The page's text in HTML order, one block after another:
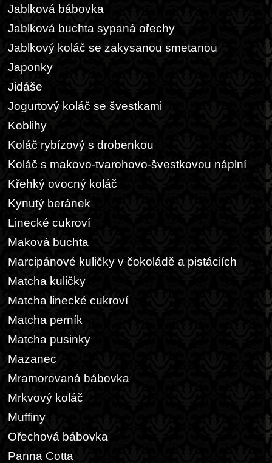
Jablková bábovka
Jablková buchta sypaná ořechy
Jablkový koláč se zakysanou smetanou
Japonky
Jidáše
Jogurtový koláč se švestkami
Koblihy
Koláč rybízový s drobenkou
Koláč s makovo-tvarohovo-švestkovou náplní
Křehký ovocný koláč
Kynutý beránek
Linecké cukroví
Maková buchta
Marcipánové kuličky v čokoládě a pistáciích
Matcha kuličky
Matcha linecké cukroví
Matcha perník
Matcha pusinky
Mazanec
Mramorovaná bábovka
Mrkvový koláč
Muffiny
Ořechová bábovka
Panna Cotta